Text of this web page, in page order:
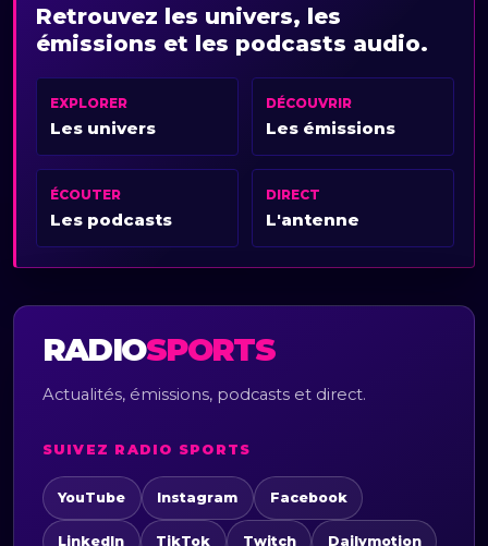
Retrouvez les univers, les
émissions et les podcasts audio.
EXPLORER
Les univers
DÉCOUVRIR
Les émissions
ÉCOUTER
Les podcasts
DIRECT
L'antenne
RADIOSPORTS
Actualités, émissions, podcasts et direct.
SUIVEZ RADIO SPORTS
YouTube Instagram Facebook
LinkedIn TikTok Twitch Dailymotion